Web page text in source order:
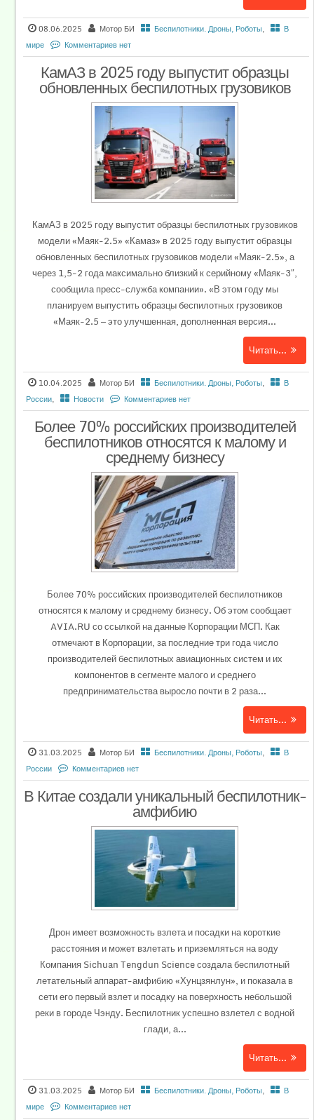
08.06.2025 Мотор БИ Беспилотники. Дроны, Роботы,
В
мире
Комментариев нет
КамАЗ в 2025 году выпустит образцы
обновленных беспилотных грузовиков
КамАЗ в 2025 году выпустит образцы беспилотных грузовиков
модели «Маяк-2.5» «Камаз» в 2025 году выпустит образцы
обновленных беспилотных грузовиков модели «Маяк-2.5», а
через 1,5-2 года максимально близкий к серийному «Маяк-3″,
сообщила пресс-служба компании». «В этом году мы
планируем выпустить образцы беспилотных грузовиков
«Маяк-2.5 — это улучшенная, дополненная версия...
Читать...
10.04.2025 Мотор БИ Беспилотники. Дроны, Роботы,
В
России, Новости Комментариев нет
Более 70% российских производителей
беспилотников относятся к малому и
среднему бизнесу
Более 70% российских производителей беспилотников
относятся к малому и среднему бизнесу. Об этом сообщает
AVIA.RU со ссылкой на данные Корпорации МСП. Как
отмечают в Корпорации, за последние три года число
производителей беспилотных авиационных систем и их
компонентов в сегменте малого и среднего
предпринимательства выросло почти в 2 раза...
Читать...
31.03.2025 Мотор БИ Беспилотники. Дроны, Роботы,
В
России
Комментариев нет
В Китае создали уникальный беспилотник-
амфибию
Дрон имеет возможность взлета и посадки на короткие
расстояния и может взлетать и приземляться на воду
Компания Sichuan Tengdun Science создала беспилотный
летательный аппарат-амфибию «Хунцзянлун», и показала в
сети его первый взлет и посадку на поверхность небольшой
реки в городе Чэнду. Беспилотник успешно взлетел с водной
глади, а...
Читать...
31.03.2025 Мотор БИ Беспилотники. Дроны, Роботы,
В
мире
Комментариев нет